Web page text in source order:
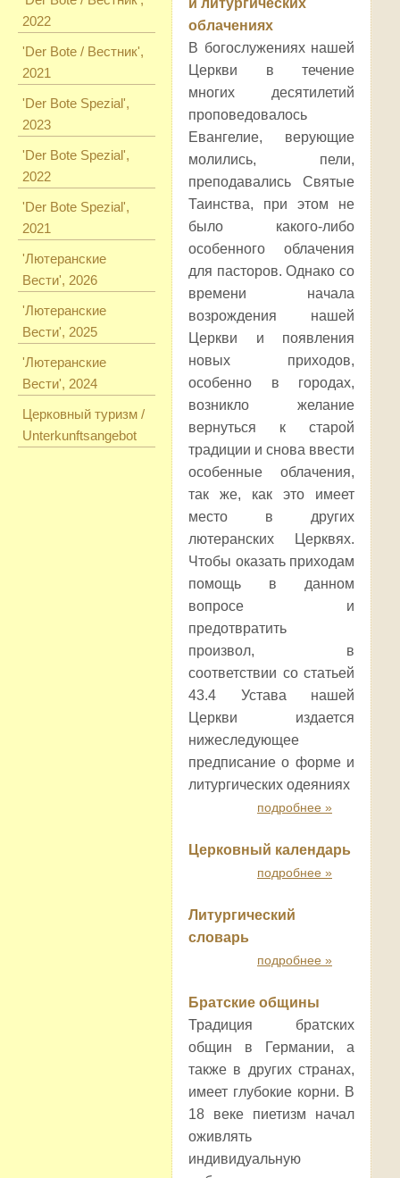
2022
'Der Bote / Вестник',
2021
'Der Bote Spezial',
2023
'Der Bote Spezial',
2022
'Der Bote Spezial',
2021
'Лютеранские
Вести', 2026
'Лютеранские
Вести', 2025
'Лютеранские
Вести', 2024
Церковный туризм /
Unterkunftsangebot
и литургических
облачениях
В богослужениях нашей
Церкви в течение
многих десятилетий
проповедовалось
Евангелие, верующие
молились, пели,
преподавались Святые
Таинства, при этом не
было какого-либо
особенного облачения
для пасторов. Однако со
времени начала
возрождения нашей
Церкви и появления
новых приходов,
особенно в городах,
возникло желание
вернуться к старой
традиции и снова ввести
особенные облачения,
так же, как это имеет
место в других
лютеранских Церквях.
Чтобы оказать приходам
помощь в данном
вопросе и
предотвратить
произвол, в
соответствии со статьей
43.4 Устава нашей
Церкви издается
нижеследующее
предписание о форме и
литургических одеяниях
подробнее »
Церковный календарь
подробнее »
Литургический
словарь
подробнее »
Братские общины
Традиция братских
общин в Германии, а
также в других странах,
имеет глубокие корни. В
18 веке пиетизм начал
оживлять
индивидуальную